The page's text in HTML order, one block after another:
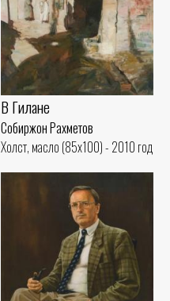
В Гилане
Собиржон Рахметов
Холст, масло (85x100) - 2010 год